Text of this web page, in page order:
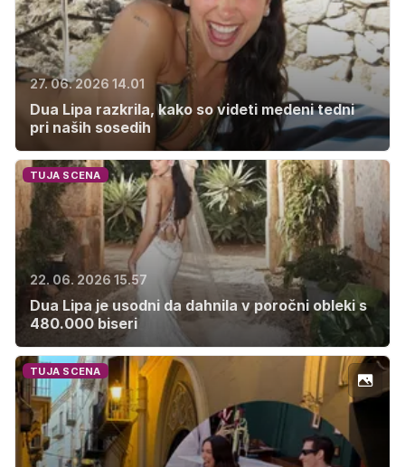
27. 06. 2026 14.01
Dua Lipa razkrila, kako so videti medeni tedni
pri naših sosedih
TUJA SCENA
22. 06. 2026 15.57
Dua Lipa je usodni da dahnila v poročni obleki s
480.000 biseri
TUJA SCENA